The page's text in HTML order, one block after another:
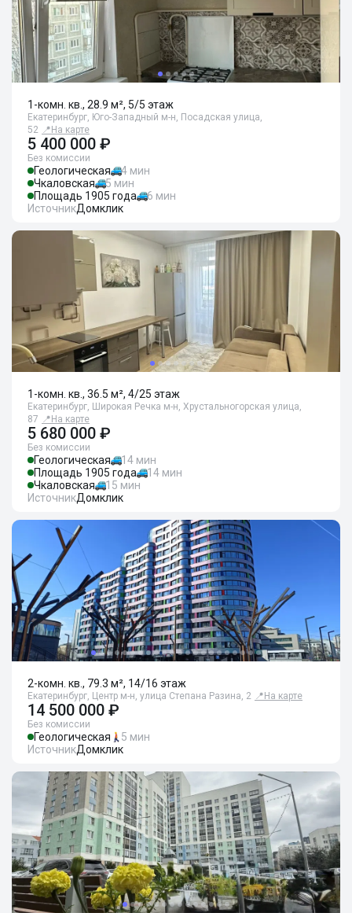
1-комн. кв., 28.9 м², 5/5 этаж
Екатеринбург, Юго-Западный м-н, Посадская улица,
52 📍 На карте
5 400 000 ₽
Без комиссии
Геологическая
4 мин
Чкаловская
5 мин
Площадь 1905 года
6 мин
ИсточникДомклик
1-комн. кв., 36.5 м², 4/25 этаж
Екатеринбург, Широкая Речка м-н, Хрустальногорская улица,
87 📍 На карте
5 680 000 ₽
Без комиссии
Геологическая
14 мин
Площадь 1905 года
14 мин
Чкаловская
15 мин
ИсточникДомклик
2-комн. кв., 79.3 м², 14/16 этаж
Екатеринбург, Центр м-н, улица Степана Разина, 2 📍 На карте
14 500 000 ₽
Без комиссии
Геологическая
5 мин
ИсточникДомклик